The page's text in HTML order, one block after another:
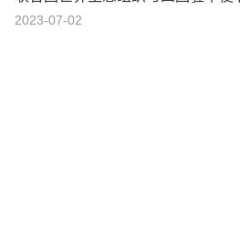
2023-07-02